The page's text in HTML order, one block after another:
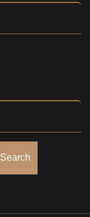
Search